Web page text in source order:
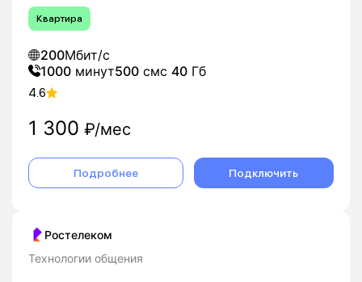
Квартира
200Мбит/с
1000 минут500 смс 40 Гб
4.6
1 300 ₽/мес
Подробнее Подключить
Ростелеком
Технологии общения